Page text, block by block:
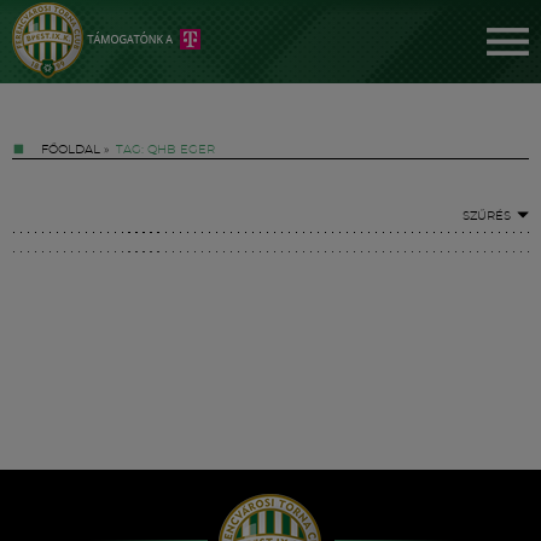
FŐOLDAL » TAG: QHB EGER
SZŰRÉS
Hírek